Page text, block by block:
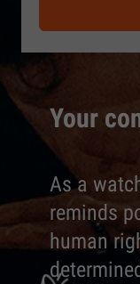
Your
As a
reminds
human